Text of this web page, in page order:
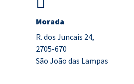
Morada
R. dos Juncais 24,
2705-670
São João das Lampas